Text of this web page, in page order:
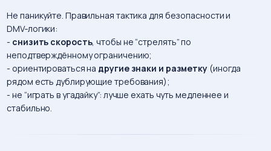
Не паникуйте. Правильная тактика для безопасности и
DMV‑логики:
- снизить скорость, чтобы не “стрелять” по
неподтверждённому ограничению;
- ориентироваться на другие знаки и разметку(иногда
рядом есть дублирующие требования);
- не “играть в угадайку”: лучше ехать чуть медленнее и
стабильно.